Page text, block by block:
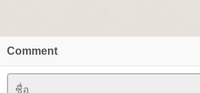
Comment